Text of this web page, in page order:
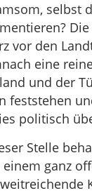
selbst
vor den
eine
und der
politisch
Stelle
ganz